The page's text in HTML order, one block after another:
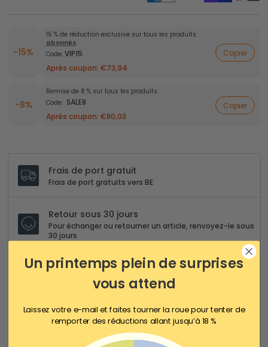
-15%
15 % de réduction exclusive sur tous les produits
abonnés.
Code: VIP15
Après coupon: €73,94
Copier
-8%
Remise de 8 % sur tous les produits.
Code: SALE8
Après coupon: €80,03
Copier
Frais de port gratuit
Frais de port gratuits vers BE
Retour sous 30 jours
Pour échanger ou retourner un article, renvoyez-le sous
30 jours
Paiement 100% sécurisé
Nous garantissons un paiement 100% sécurisé sur
notre site Web
Service client 24/5
Nous sommes disponibles 24 heures sur 24, 5 jours sur
Un printemps plein de surprises
vous attend
Laissez votre e-mail et faites tourner la roue pour tenter de
remporter des réductions allant jusqu’à 18 %